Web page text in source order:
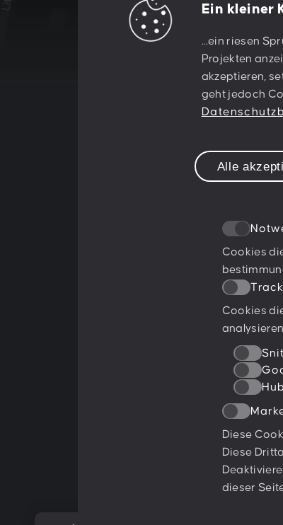
Ein kleiner
…ein riesen
Projekten
akzeptieren,
geht jedoch
Alle
Cookies
Cookies
Diese
Diese
dieser
Let's
together!
Ratings & Qualifikationen
YouTube